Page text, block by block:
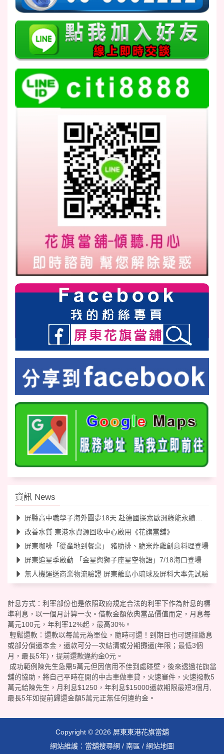
資訊 News
屏縣高中職學子海外圓夢18天 赴德國探索歐洲綠能永續工業
改善水質 東港水資源回收中心啟用《花旗當舖》
屏東咖啡「從產地到餐桌」 豬肋排、脆米炸雞創意料理登場
屏東追星季啟動 「金星與獅子座星空物語」7/18海口登場
無人機運送商業物流驗證 屏東離島小琉球及屏科大率先試驗
計息方式：利率部份也是依照政府規定合法的利率下作為計息的標
準利息，以一個月計算一次。借款金額依典當品價值而定，月息每
萬元100元，年利率12%起，最高30%。
輕鬆還款：還款以每萬元為單位，隨時可還！到期日也可選擇繳息
或部分償還本金，還款可分一次結清或分期攤還(年限；最低3個
月，最長5年)，提前還款違約金0元。
成功範例陳先生急需5萬元但因信用不佳到處碰壁，後來透過花旗當
舖的協助，將自己平時在開的中古車做車貸，火速審件，火速撥款5
萬元給陳先生，月利息$1250，年利息$15000還款期限最短3個月,
最長5年如提前歸還金額5萬元正無任何違約金。
Copyright © 2026 屏東東港花旗當舖
網站維護： 當舖搜尋網 / 南區 / 網站地圖